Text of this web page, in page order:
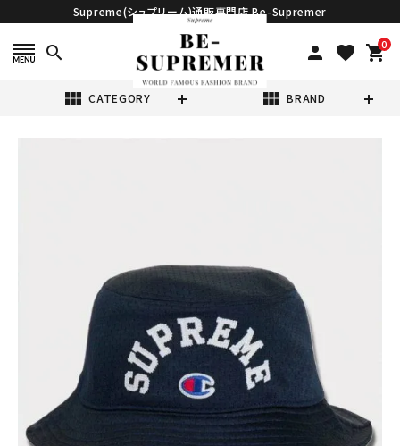
Supreme(シュプリーム)通販専門店 Be-Supremer
search person favorite 0
shopping_cart
view_module CATEGORY view_module BRAND
Supreme シュプ
Mesh Crusher
Hat チャンピオン
メッシュクラッシャ
ーハット 帽子 ネ
イビー 紺
(税込)
NEW ITEMS